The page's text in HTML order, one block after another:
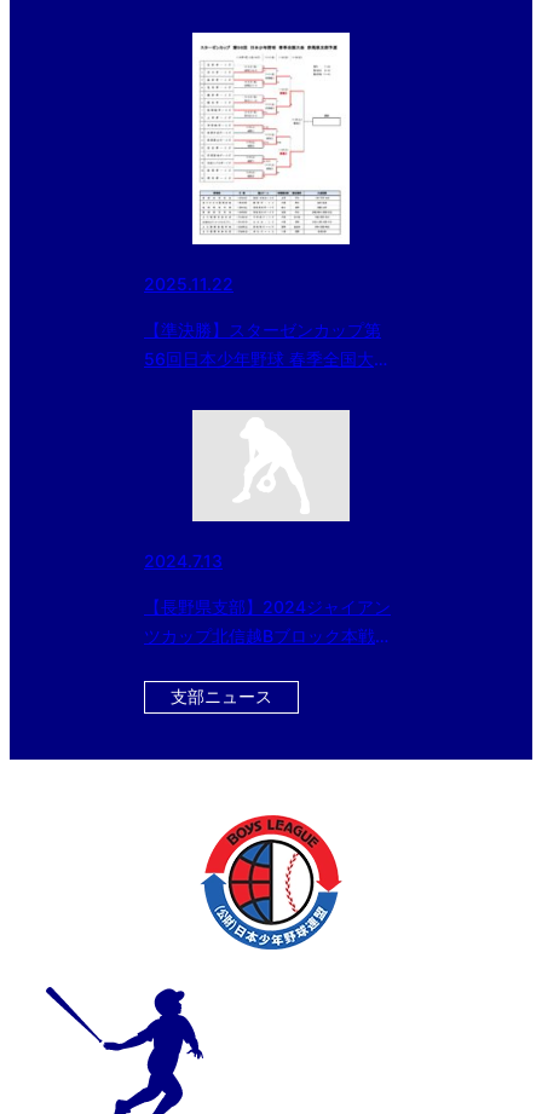
2025.11.22
【準決勝】スターゼンカップ第
56回日本少年野球 春季全国大会
2024.7.13
【長野県支部】2024ジャイアン
ツカップ北信越Bブロック本戦代
支部ニュース